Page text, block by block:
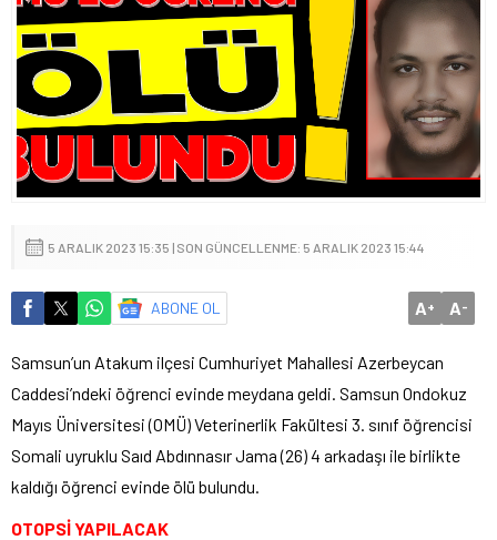
5 ARALIK 2023 15:35 | SON GÜNCELLENME: 5 ARALIK 2023 15:44
ABONE OL A+ A-
Samsun’un Atakum ilçesi Cumhuriyet Mahallesi Azerbeycan
Caddesi’ndeki öğrenci evinde meydana geldi. Samsun Ondokuz
Mayıs Üniversitesi (OMÜ) Veterinerlik Fakültesi 3. sınıf öğrencisi
Somali uyruklu Saıd Abdınnasır Jama (26) 4 arkadaşı ile birlikte
kaldığı öğrenci evinde ölü bulundu.
OTOPSİ YAPILACAK